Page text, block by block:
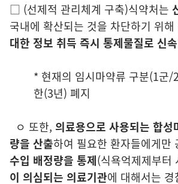
□ (선제적 관리체계 구축)식약처는
국내에 확산되는 것을 차단하기 위해
대한 정보 취득 즉시 통제물질로 신
* 현재의 임시마약류 구분(1군/
한(3년) 폐지
ㅇ 또한, 의료용으로 사용되는 합성
량을 산출하여 필요한 환자들에게만
수입 배정량을 통제(식욕억제제부터
이 의심되는 의료기관에 대해서는